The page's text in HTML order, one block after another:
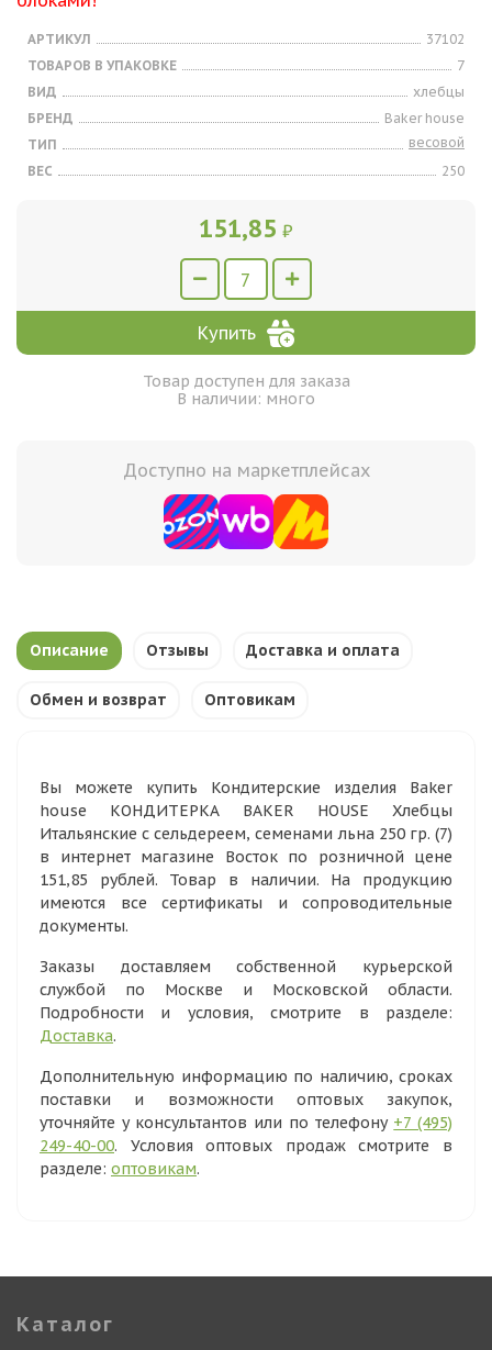
АРТИКУЛ
37102
ТОВАРОВ В УПАКОВКЕ
7
ВИД
хлебцы
БРЕНД
Baker house
ТИП
весовой
ВЕС
250
151,85 ₽
Купить
Товар доступен для заказа
В наличии: много
Доступно на маркетплейсах
Описание Отзывы Доставка и оплата
Обмен и возврат Оптовикам
Вы можете купить Кондитерские изделия Baker
house КОНДИТЕРКА BAKER HOUSE Хлебцы
Итальянские с сельдереем, семенами льна 250 гр. (7)
в интернет магазине Восток по розничной цене
151,85 рублей. Товар в наличии. На продукцию
имеются все сертификаты и сопроводительные
документы.
Заказы доставляем собственной курьерской
службой по Москве и Московской области.
Подробности и условия, смотрите в разделе:
Доставка.
Дополнительную информацию по наличию, сроках
поставки и возможности оптовых закупок,
уточняйте у консультантов или по телефону +7 (495)
249-40-00. Условия оптовых продаж смотрите в
разделе: оптовикам.
Каталог